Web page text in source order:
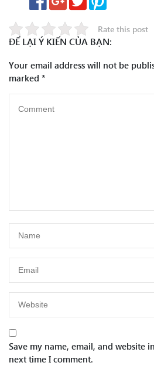
Rate this post
ĐỂ LẠI Ý KIẾN CỦA BẠN:
Your email address will not be
marked *
Save my name, email, and website
next time I comment.